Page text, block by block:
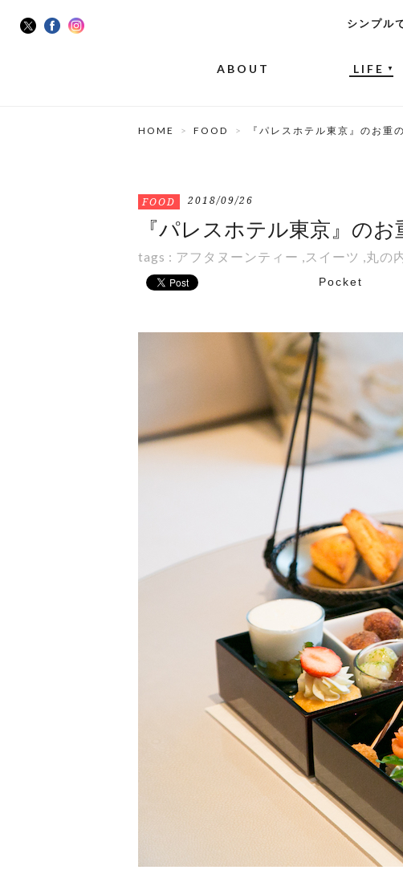
シンプル
ABOUT LIFE ▼
HOME FOOD 『パレスホテル東京』のお重
FOOD 2018/09/26
『パレスホテル東京』の
tags : アフタヌーンティー ,スイーツ ,丸の
Pocket